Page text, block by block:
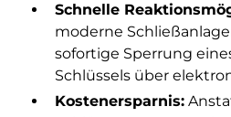
Schnelle
moderne
sofortige Sperrung
Schlüssels über
Kostenersparnis: